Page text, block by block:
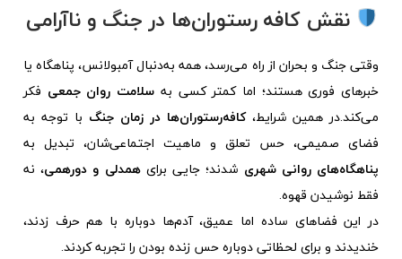
نقش کافه‌ رستوران‌ها در جنگ و ناآرامی
وقتی جنگ و بحران از راه می‌رسد، همه به‌دنبال آمبولانس، پناهگاه یا
خبرهای فوری هستند؛ اما کمتر کسی به سلامت روان جمعی فکر
می‌کند.در همین شرایط،کافه‌رستوران‌ها در زمان جنگ با توجه به
فضای صمیمی، حس تعلق و ماهیت اجتماعی‌شان، تبدیل به
پناهگاه‌های روانی شهری شدند؛ جایی برایهمدلی و دورهمی، نه
فقط نوشیدن قهوه.
در این فضاهای ساده اما عمیق، آدم‌ها دوباره با هم حرف زدند،
خندیدند و برای لحظاتی دوباره حس زنده بودن را تجربه کردند.